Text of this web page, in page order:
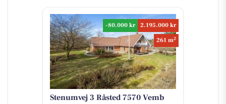
-80.000 kr
2.195.000 kr
261 m2
Stenumvej 3 Råsted 7570 Vemb